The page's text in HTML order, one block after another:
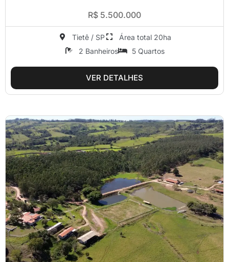
R$ 5.500.000
Tietê / SP
Área total 20ha
2 Banheiros
5 Quartos
VER DETALHES